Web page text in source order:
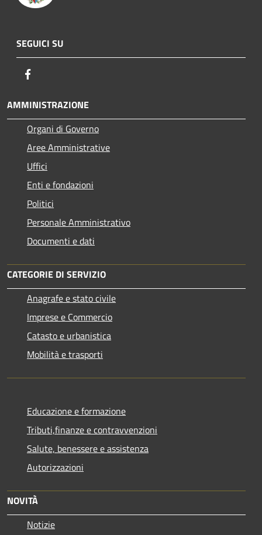
SEGUICI SU
AMMINISTRAZIONE
Organi di Governo
Aree Amministrative
Uffici
Enti e fondazioni
Politici
Personale Amministrativo
Documenti e dati
CATEGORIE DI SERVIZIO
Anagrafe e stato civile
Imprese e Commercio
Catasto e urbanistica
Mobilità e trasporti
Educazione e formazione
Tributi,finanze e contravvenzioni
Salute, benessere e assistenza
Autorizzazioni
NOVITÀ
Notizie